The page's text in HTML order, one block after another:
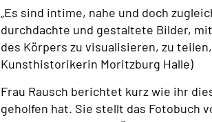
„Es sind intime, nahe und doch
durchdachte und gestaltete Bilder,
des Körpers zu visualisieren, zu
Kunsthistorikerin Moritzburg Halle)
Frau Rausch berichtet kurz wie ihr
geholfen hat. Sie stellt das Fotobuch